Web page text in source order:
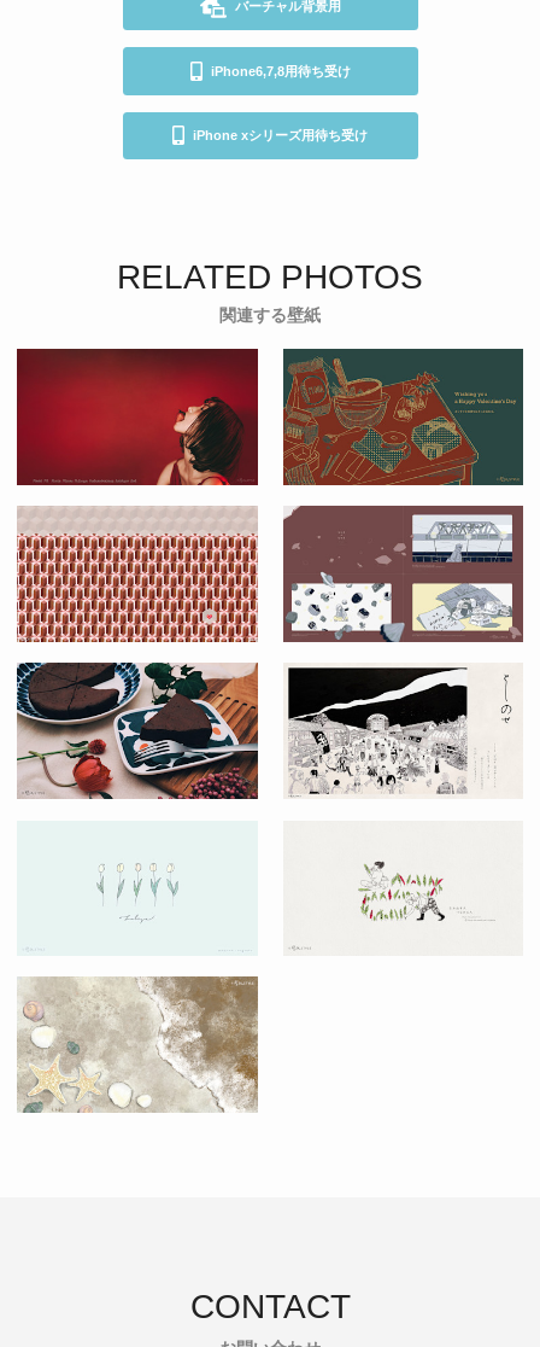
バーチャル背景用
iPhone6,7,8用待ち受け
iPhone xシリーズ用待ち受け
RELATED PHOTOS
関連する壁紙
CONTACT